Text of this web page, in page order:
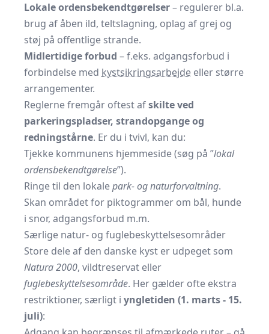
Lokale ordensbekendtgørelser– regulerer bl.a.
brug af åben ild, teltslagning, oplag af grej og
støj på offentlige strande.
Midlertidige forbud – f.eks. adgangsforbud i
forbindelse med kystsikringsarbejde eller større
arrangementer.
Reglerne fremgår oftest afskilte ved
parkeringspladser, strandopgange og
redningstårne. Er du i tvivl, kan du:
Tjekke kommunens hjemmeside (søg på ”lokal
ordensbekendtgørelse”).
Ringe til den lokalepark- og naturforvaltning.
Skan området for piktogrammer om bål, hunde
i snor, adgangsforbud m.m.
Særlige natur- og fuglebeskyttelsesområder
Store dele af den danske kyst er udpeget som
Natura 2000, vildtreservat eller
fuglebeskyttelsesområde. Her gælder ofte ekstra
restriktioner, særligt i yngletiden (1. marts - 15.
juli):